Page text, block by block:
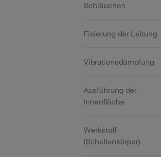
Schläuchen
Fixierung der Leitung
Vibrationsdämpfung
Ausführung der
Innenfläche
Werkstoff
(Schellenkörper)